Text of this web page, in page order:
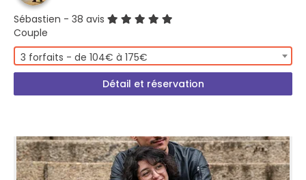
Sébastien - 38 avis
Couple
3 forfaits - de 104€ à 175€
Détail et réservation